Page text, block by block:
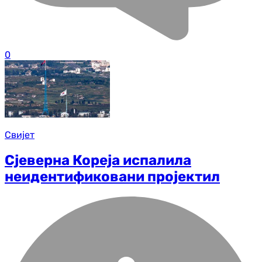
0
Свијет
Сјеверна Кореја испалила
неидентификовани пројектил